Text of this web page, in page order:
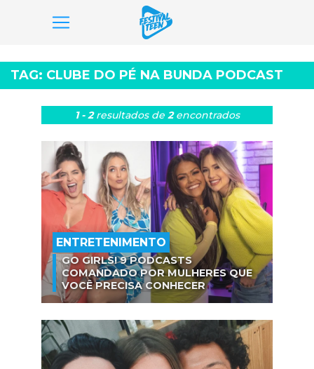
para
o
conteúdo
TAG: CLUBE DO PÉ NA BUNDA PODCAST
1 - 2resultados de 2encontrados
ENTRETENIMENTO
GO GIRLS! 9 PODCASTS
COMANDADO POR MULHERES QUE
VOCÊ PRECISA CONHECER